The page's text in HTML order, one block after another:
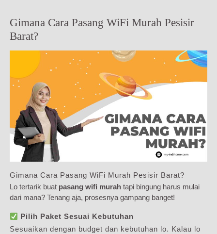
Gimana Cara Pasang WiFi Murah Pesisir
Barat?
Gimana Cara Pasang WiFi Murah Pesisir Barat?
Lo tertarik buat pasang wifi murah tapi bingung harus mulai
dari mana? Tenang aja, prosesnya gampang banget!
Pilih Paket Sesuai Kebutuhan
Sesuaikan dengan budget dan kebutuhan lo. Kalau lo